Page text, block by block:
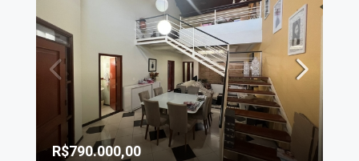
R$790.000,00